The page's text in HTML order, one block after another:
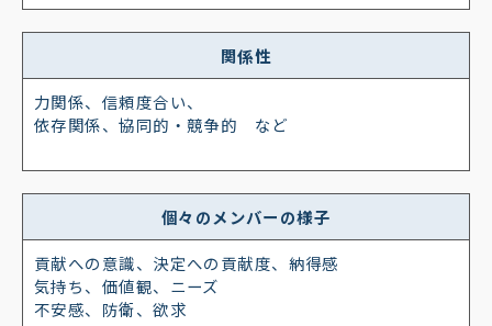
関係性
力関係、信頼度合い、
依存関係、協同的・競争的 など
個々のメンバーの様子
貢献への意識、決定への貢献度、納得感
気持ち、価値観、ニーズ
不安感、防衛、欲求